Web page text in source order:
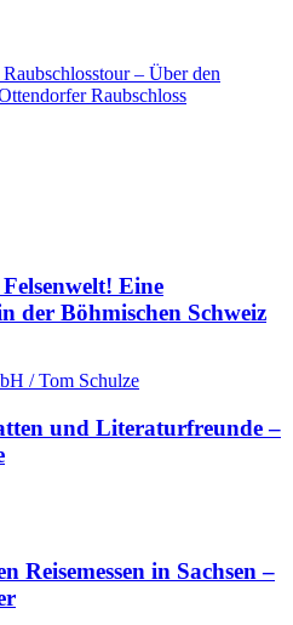
– Über den
Raubschloss
Eine
der Böhmischen Schweiz
und Literaturfreunde –
Reisemessen in Sachsen –